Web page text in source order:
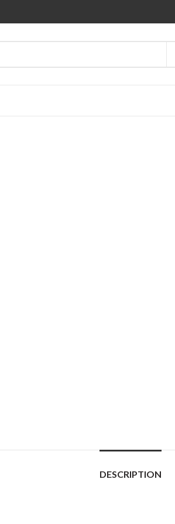
DESCRIPTION